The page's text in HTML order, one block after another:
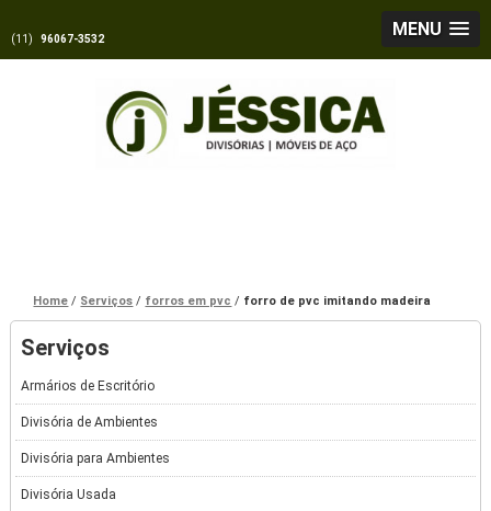
MENU
(11) 96067-3532
Home Serviços forros em pvc forro de pvc imitando madeira
Serviços
Armários de Escritório
Divisória de Ambientes
Divisória para Ambientes
Divisória Usada